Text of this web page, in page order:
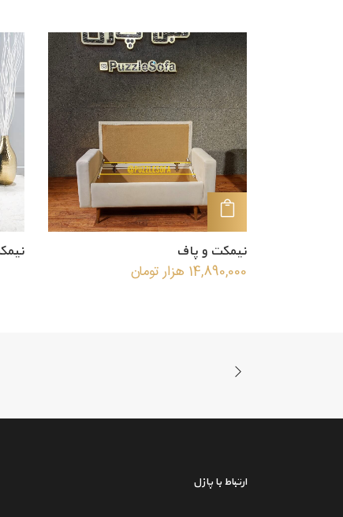
افزودن به سبد خرید
نیمکت و پاف
14,890,000 هزار تومان
ارتباط با پازل